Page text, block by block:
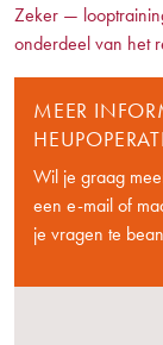
Zeker —
onderdeel van het
MEER
Wil je graag
een e-mail of
je vragen te